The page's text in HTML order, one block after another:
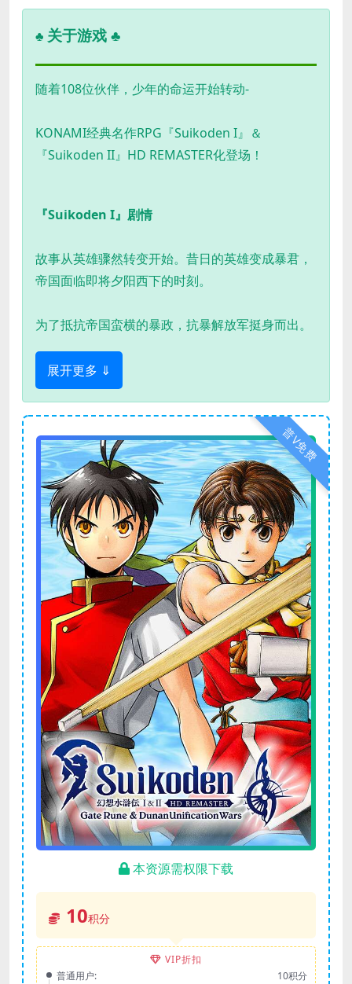
♣ 关于游戏 ♣
随着108位伙伴，少年的命运开始转动-
KONAMI经典名作RPG『Suikoden I』＆
『Suikoden II』HD REMASTER化登场！
『Suikoden I』剧情
故事从英雄骤然转变开始。昔日的英雄变成暴君，
帝国面临即将夕阳西下的时刻。
为了抵抗帝国蛮横的暴政，抗暴解放军挺身而出。
展开更多 ⇓
普V免费
本资源需权限下载
10积分
VIP折扣
普通用户:
10积分